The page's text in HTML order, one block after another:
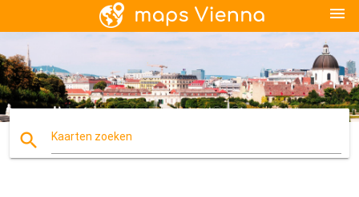
menu
search Kaarten zoeken